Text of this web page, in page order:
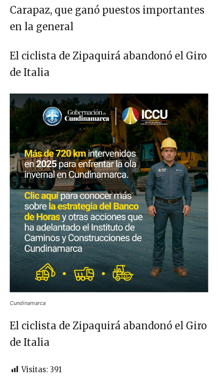
Carapaz, que ganó puestos importantes
en la general
El ciclista de Zipaquirá abandonó el Giro
de Italia
Cundinamarca
El ciclista de Zipaquirá abandonó el Giro
de Italia
Visitas: 391